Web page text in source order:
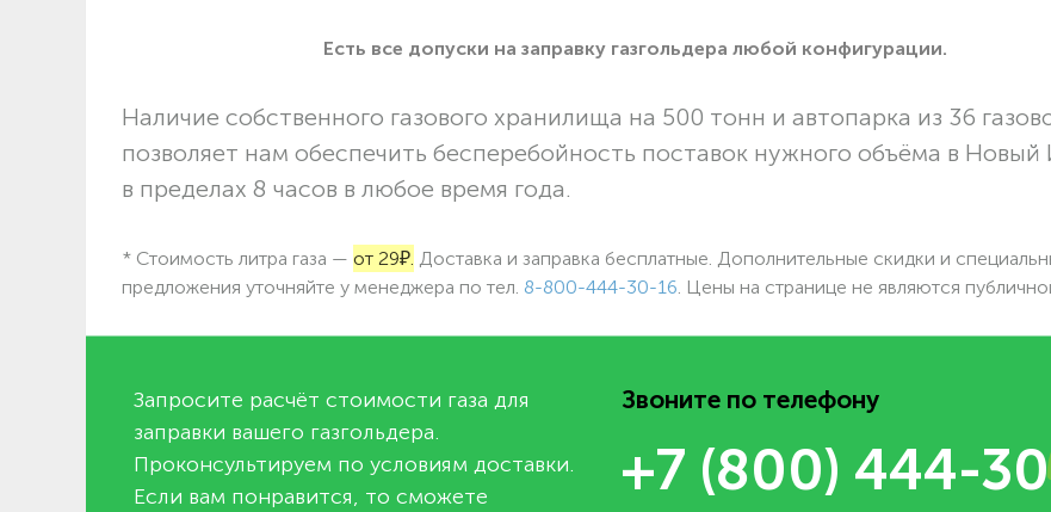
Есть все допуски нa заправку газгольдера любой конфигурации.
Наличие собственного газового хранилища на 500 тонн и автопарка из 36
позволяет нам обеспечить бесперебойность поставок нужного объёма в Новый
в пределах 8 часов в любое время года.
* Стоимость литра газа — от 29₽. Доставка и заправка бесплатные. Дополнительные скидки и
предложения уточняйте у менеджера по тел. 8-800-444-30-16 . Цены на странице не являются
Запросите расчёт стоимости газа для
заправки вашего газгольдера.
Проконсультируем по условиям доставки.
Если вам понравится, то сможете
Звоните по телефону
+7 (800) 444-